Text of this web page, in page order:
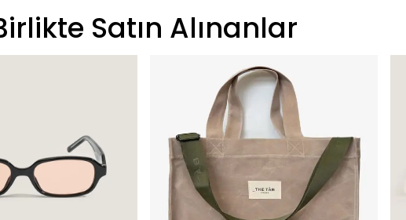
Satın Alınanlar